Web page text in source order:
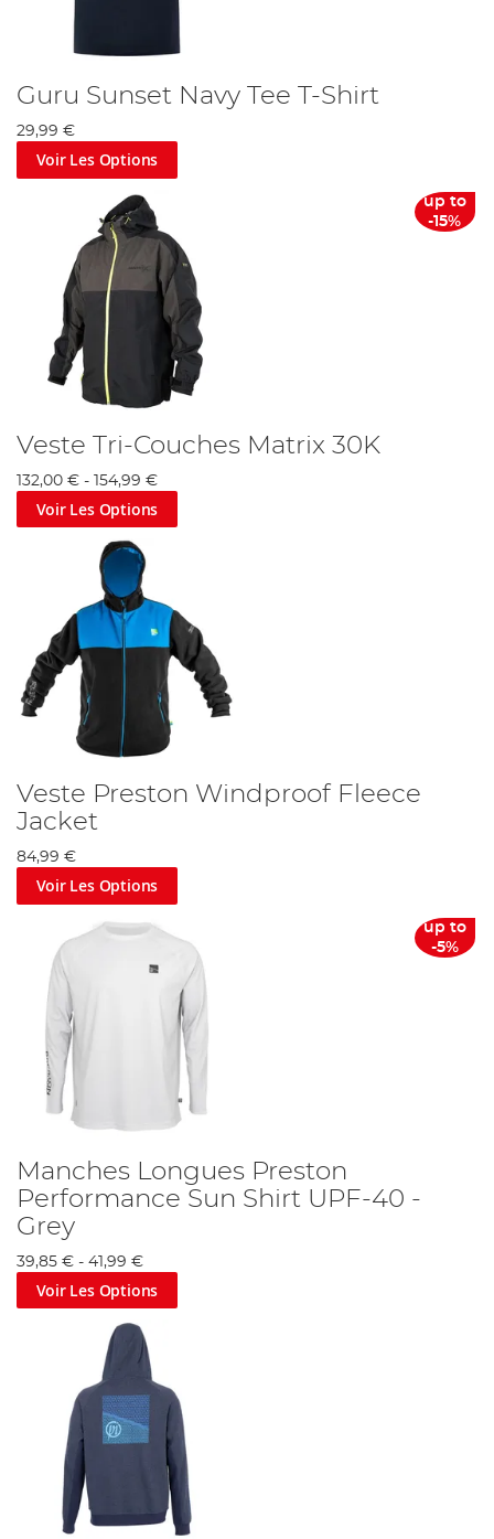
Guru Sunset Navy Tee T-Shirt
29,99 €
Voir Les Options
up to
-15%
Veste Tri-Couches Matrix 30K
132,00 € - 154,99 €
Voir Les Options
Veste Preston Windproof Fleece
Jacket
84,99 €
Voir Les Options
up to
-5%
Manches Longues Preston
Performance Sun Shirt UPF-40 -
Grey
39,85 € - 41,99 €
Voir Les Options